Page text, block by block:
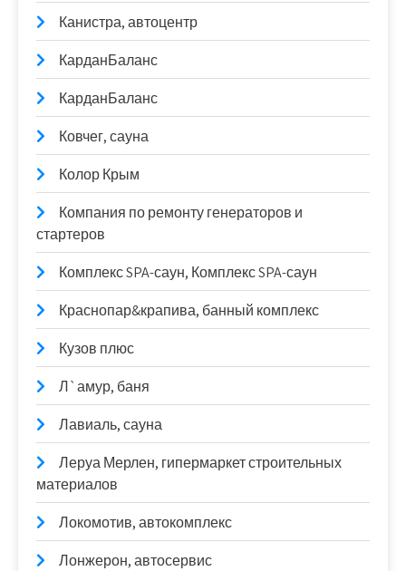
Канистра, автоцентр
КарданБаланс
КарданБаланс
Ковчег, сауна
Колор Крым
Компания по ремонту генераторов и
стартеров
Комплекс SPA-саун, Комплекс SPA-саун
Краснопар&крапива, банный комплекс
Кузов плюс
Л`амур, баня
Лавиаль, сауна
Леруа Мерлен, гипермаркет строительных
материалов
Локомотив, автокомплекс
Лонжерон, автосервис